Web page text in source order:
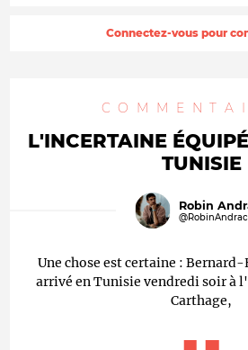
Connectez-vous pour
L'INCERTAINE
TUNISIE
Robin
Une chose est certaine :
arrivé en Tunisie vendredi soir à
Carthage,